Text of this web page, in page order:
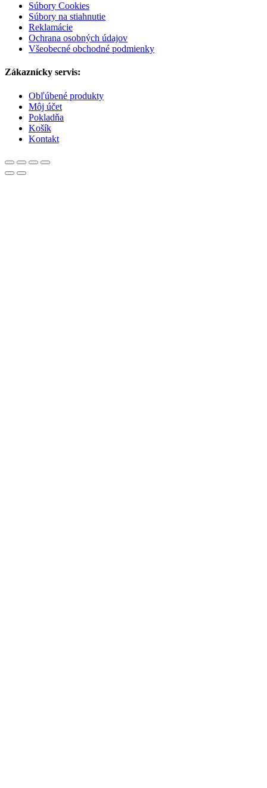
Súbory Cookies
Súbory na stiahnutie
Reklamácie
Ochrana osobných údajov
Všeobecné obchodné podmienky
Zákaznícky servis:
Obľúbené produkty
Môj účet
Pokladňa
Košík
Kontakt